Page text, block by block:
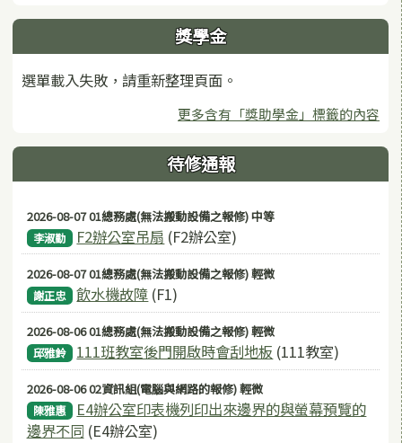
獎學金
選單載入失敗，請重新整理頁面。
更多含有「獎助學金」標籤的內容
待修通報
2026-08-07 01總務處(無法搬動設備之報修) 中等
李淑勤 F2辦公室吊扇 (F2辦公室)
2026-08-07 01總務處(無法搬動設備之報修) 輕微
謝正忠 飲水機故障 (F1)
2026-08-06 01總務處(無法搬動設備之報修) 輕微
邱雅鈴 111班教室後門開啟時會刮地板 (111教室)
2026-08-06 02資訊組(電腦與網路的報修) 輕微
陳雅惠
E4辦公室印表機列印出來邊界的與螢幕預覽的
邊界不同 (E4辦公室)